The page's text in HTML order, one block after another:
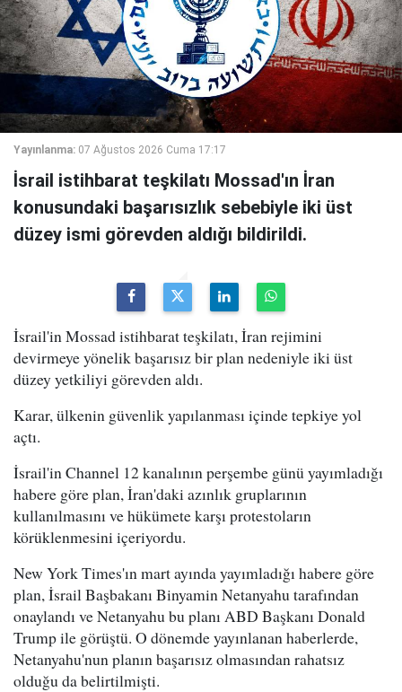
Yayınlanma: 07 Ağustos 2026 Cuma 17:17
İsrail istihbarat teşkilatı Mossad'ın İran
konusundaki başarısızlık sebebiyle iki üst
düzey ismi görevden aldığı bildirildi.
İsrail'in Mossad istihbarat teşkilatı, İran rejimini
devirmeye yönelik başarısız bir plan nedeniyle iki üst
düzey yetkiliyi görevden aldı.
Karar, ülkenin güvenlik yapılanması içinde tepkiye yol
açtı.
İsrail'in Channel 12 kanalının perşembe günü yayımladığı
habere göre plan, İran'daki azınlık gruplarının
kullanılmasını ve hükümete karşı protestoların
körüklenmesini içeriyordu.
New York Times'ın mart ayında yayımladığı habere göre
plan, İsrail Başbakanı Binyamin Netanyahu tarafından
onaylandı ve Netanyahu bu planı ABD Başkanı Donald
Trump ile görüştü. O dönemde yayınlanan haberlerde,
Netanyahu'nun planın başarısız olmasından rahatsız
olduğu da belirtilmişti.